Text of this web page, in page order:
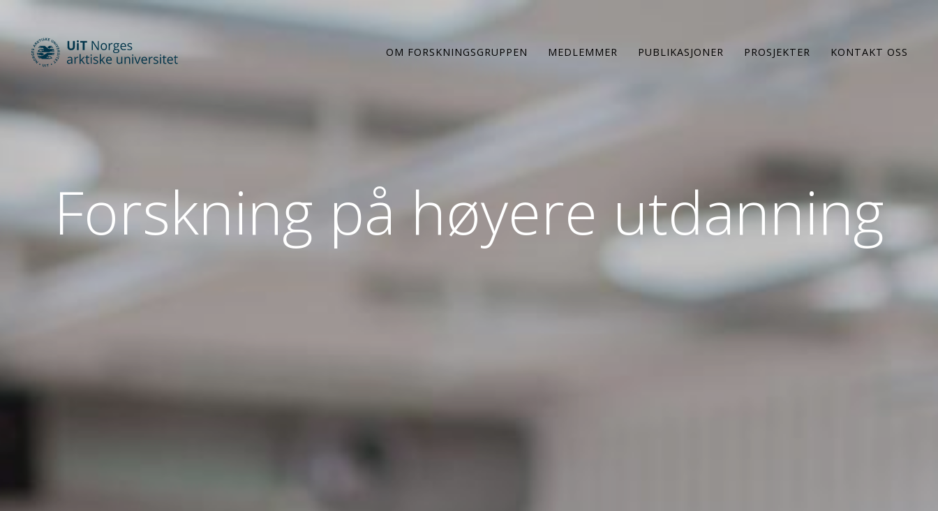
OM FORSKNINGSGRUPPEN MEDLEMMER PUBLIKASJONER PROSJEKTER KONTAKT OSS
Forskning på høyere utdanning